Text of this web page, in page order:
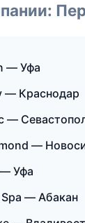
— Уфа
— Краснодар
—
—
Уфа
— Абакан